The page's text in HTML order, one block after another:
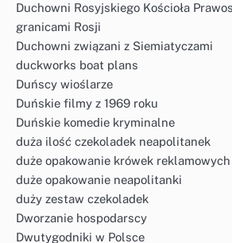
Duchowni Rosyjskiego Kościoła
granicami Rosji
Duchowni związani z Siemiatyczami
duckworks boat plans
Duńscy wioślarze
Duńskie filmy z 1969 roku
Duńskie komedie kryminalne
duża ilość czekoladek neapolitanek
duże opakowanie krówek reklamowych
duże opakowanie neapolitanki
duży zestaw czekoladek
Dworzanie hospodarscy
Dwutygodniki w Polsce